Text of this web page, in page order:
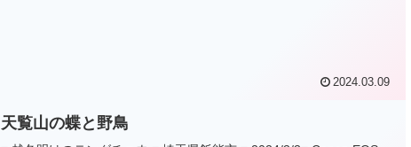
2024.03.09
天覧山の蝶と野鳥